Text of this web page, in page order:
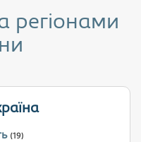
регіонами
(19)